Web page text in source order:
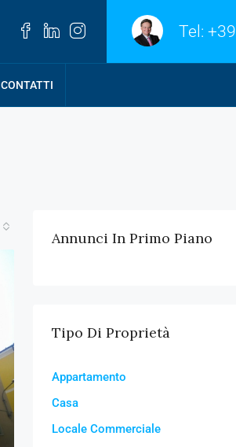
Tel:
CONTATTI
Annunci In Primo Piano
Tipo Di Proprietà
Appartamento
Casa
Locale Commerciale